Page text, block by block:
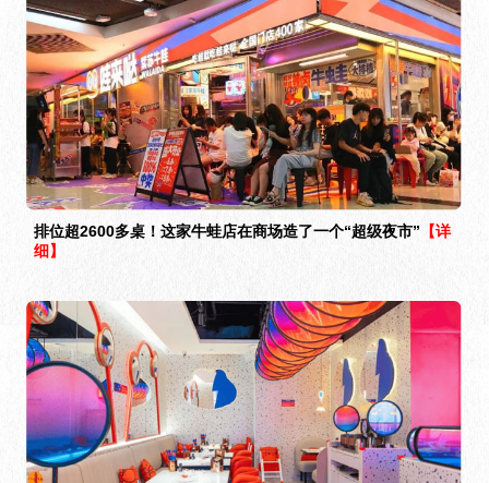
排位超2600多桌！这家牛蛙店在商场造了一个“超级夜市” 【详
细】